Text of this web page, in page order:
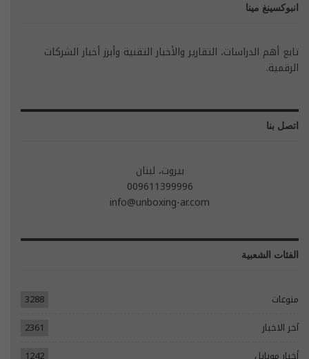
انبوكسينغ مينا
تابع أهم الدراسات، التقارير والأخبار التقنية وأبرز أخبار الشركات
الرقمية.
اتصل بنا
بيروت، لبنان
009611399996
info@unboxing-ar.com
الفئات الشعبية
منوعات
3288
آخر الاخبار
2361